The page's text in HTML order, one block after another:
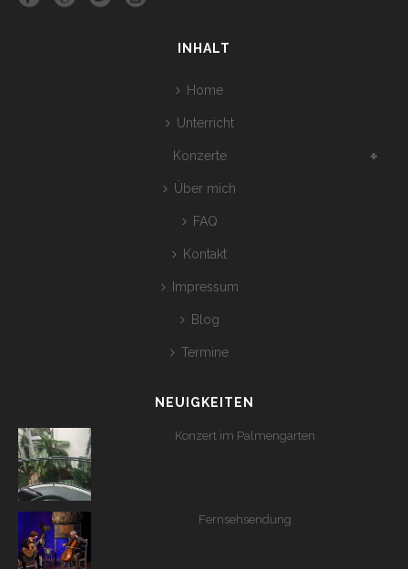
INHALT
Home
Unterricht
Konzerte
Über mich
FAQ
Kontakt
Impressum
Blog
Termine
NEUIGKEITEN
Konzert im Palmengarten
Fernsehsendung